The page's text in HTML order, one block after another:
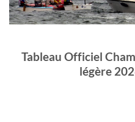
Tableau Officiel
légère